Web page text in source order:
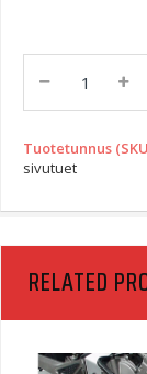
BMW
F650GS
Quantity
Tuotetunnus
sivutuet
RELATED